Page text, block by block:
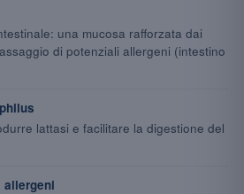
una mucosa rafforzata dai
di potenziali allergeni (intestino
lattasi e facilitare la digestione del
allergeni